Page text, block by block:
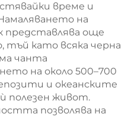
време и
на
представлява още
тъй като всяка черна
чанта
на около 500–700
и океанските
полезен живот.
позволява на